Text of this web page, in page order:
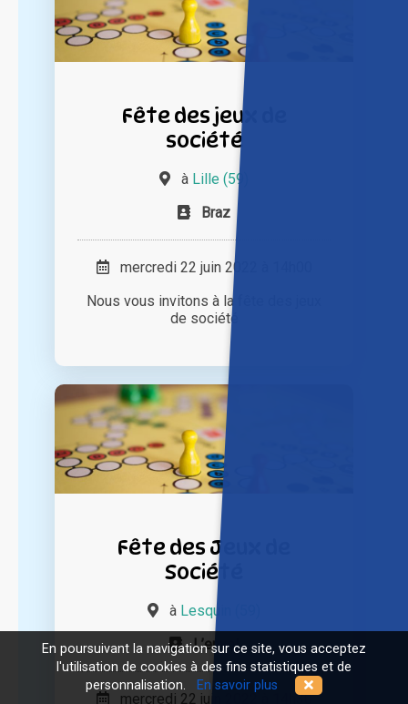
Fête des jeux de
société
à Lille (59)
Braz
mercredi 22 juin 2022 à 14h00
Nous vous invitons à la fête des jeux
de société
Fête des Jeux de
Société
à Lesquin (59)
L’envol
mercredi 22 juin 2022 à 14h30
En poursuivant la navigation sur ce site, vous acceptez
l'utilisation de cookies à des fins statistiques et de
personnalisation.
En savoir plus